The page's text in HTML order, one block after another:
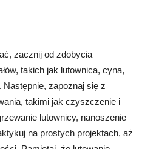
zacznij od zdobycia
takich jak lutownica, cyna,
Następnie, zapoznaj się z
takimi jak czyszczenie i
lutownicy, nanoszenie
na prostych projektach, aż